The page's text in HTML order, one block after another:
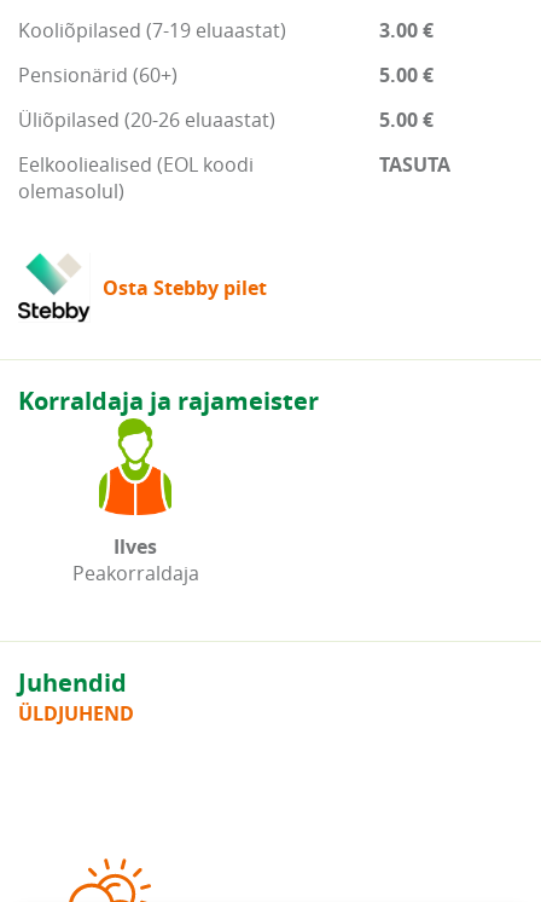
Kooliõpilased (7-19 eluaastat)
3.00 €
Pensionärid (60+)
5.00 €
Üliõpilased (20-26 eluaastat)
5.00 €
Eelkooliealised (EOL koodi
olemasolul)
TASUTA
Osta Stebby pilet
Korraldaja ja rajameister
Ilves
Peakorraldaja
Juhendid
ÜLDJUHEND